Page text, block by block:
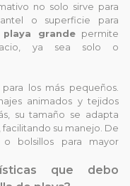
no solo sirve para
o superficie para
grandepermite
ya sea solo o
los más pequeños.
animados y tejidos
su tamaño se adapta
su manejo. De
o bolsillos para mayor
que debo